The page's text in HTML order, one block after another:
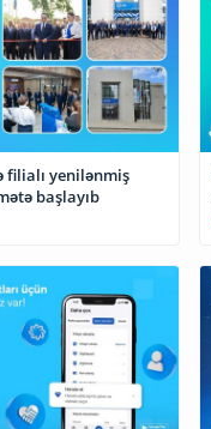
filialı yenilənmiş
başlayıb